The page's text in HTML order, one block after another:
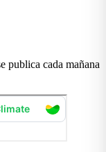
publica cada mañana